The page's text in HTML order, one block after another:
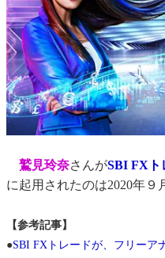
鷲見玲奈さんがSBI FXト
に起用されたのは2020年９
【参考記事】
●SBI FXトレードが、フリーア